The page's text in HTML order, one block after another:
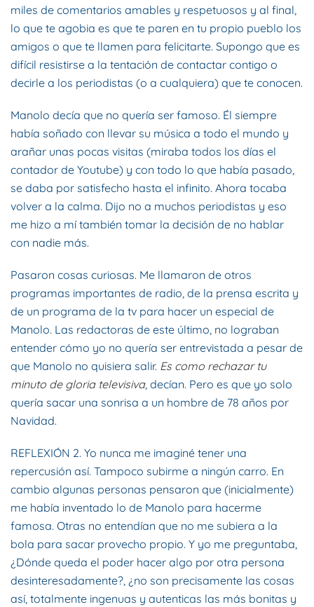
miles de comentarios amables y respetuosos y al final,
lo que te agobia es que te paren en tu propio pueblo los
amigos o que te llamen para felicitarte. Supongo que es
difícil resistirse a la tentación de contactar contigo o
decirle a los periodistas (o a cualquiera) que te conocen.
Manolo decía que no quería ser famoso. Él siempre
había soñado con llevar su música a todo el mundo y
arañar unas pocas visitas (miraba todos los días el
contador de Youtube) y con todo lo que había pasado,
se daba por satisfecho hasta el infinito. Ahora tocaba
volver a la calma. Dijo no a muchos periodistas y eso
me hizo a mí también tomar la decisión de no hablar
con nadie más.
Pasaron cosas curiosas. Me llamaron de otros
programas importantes de radio, de la prensa escrita y
de un programa de la tv para hacer un especial de
Manolo. Las redactoras de este último, no lograban
entender cómo yo no quería ser entrevistada a pesar de
que Manolo no quisiera salir. Es como rechazar tu
minuto de gloria televisiva, decían. Pero es que yo solo
quería sacar una sonrisa a un hombre de 78 años por
Navidad.
REFLEXIÓN 2. Yo nunca me imaginé tener una
repercusión así. Tampoco subirme a ningún carro. En
cambio algunas personas pensaron que (inicialmente)
me había inventado lo de Manolo para hacerme
famosa. Otras no entendían que no me subiera a la
bola para sacar provecho propio. Y yo me preguntaba,
¿Dónde queda el poder hacer algo por otra persona
desinteresadamente?, ¿no son precisamente las cosas
así, totalmente ingenuas y autenticas las más bonitas y